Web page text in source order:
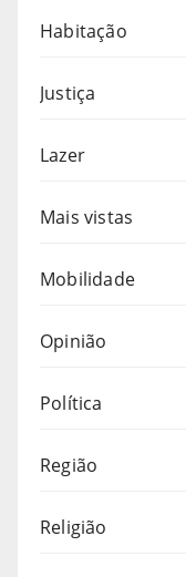
Habitação
Justiça
Lazer
Mais vistas
Mobilidade
Opinião
Política
Região
Religião